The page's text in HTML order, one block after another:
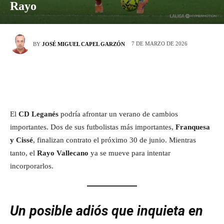
Rayo
BY JOSÉ MIGUEL CAPEL GARZÓN 7 DE MARZO DE 2026
El CD Leganés podría afrontar un verano de cambios
importantes. Dos de sus futbolistas más importantes, Franquesa
y Cissé, finalizan contrato el próximo 30 de junio. Mientras
tanto, el Rayo Vallecano ya se mueve para intentar
incorporarlos.
Un posible adiós que inquieta en